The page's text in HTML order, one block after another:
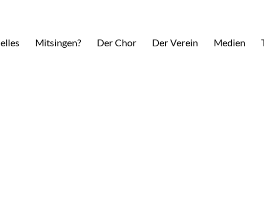
Mitsingen? Der Chor Der Verein Medien